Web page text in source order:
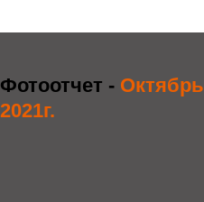
Фотоотчет - Октябрь
2021г.